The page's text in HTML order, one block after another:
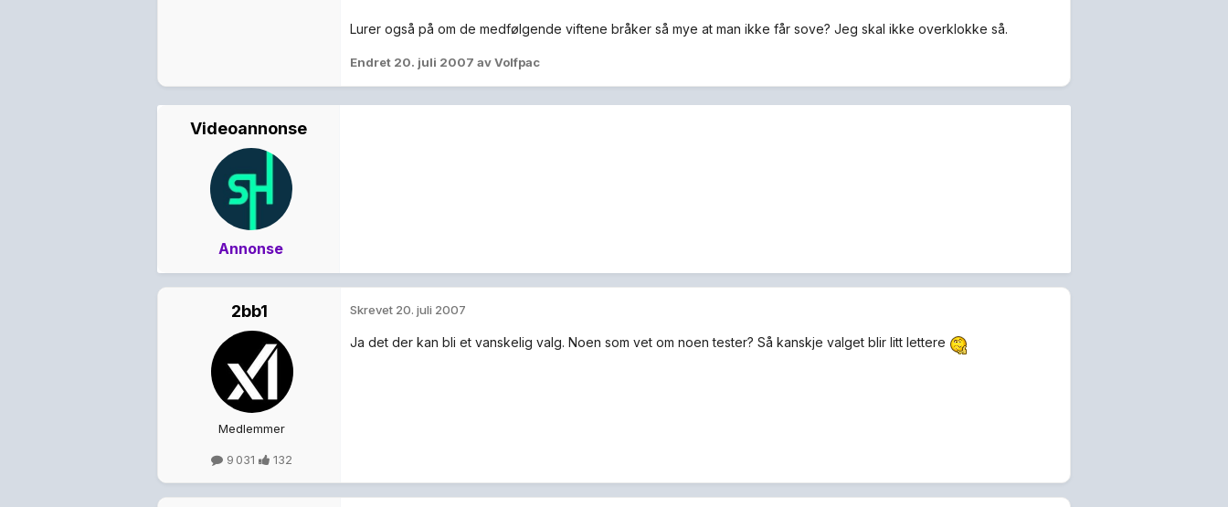
Lurer også på om de medfølgende viftene bråker så mye at man ikke får sove? Jeg skal ikke overklokke så.
Endret 20. juli 2007 av Volfpac
Videoannonse
Annonse
2bb1
Medlemmer
9 031 132
Skrevet 20. juli 2007
Ja det der kan bli et vanskelig valg. Noen som vet om noen tester? Så kanskje valget blir litt lettere